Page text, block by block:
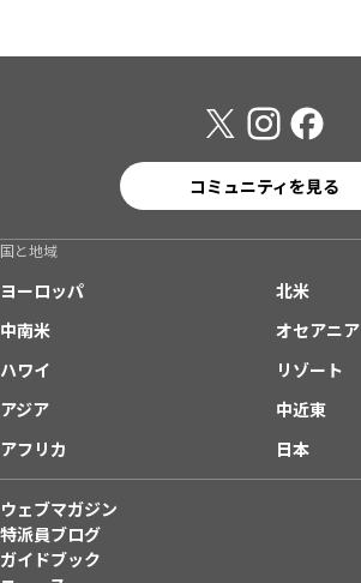
コミュニティを見る
国と地域
ヨーロッパ
北米
中南米
オセアニア
ハワイ
リゾート
アジア
中近東
アフリカ
日本
ウェブマガジン
特派員ブログ
ガイドブック